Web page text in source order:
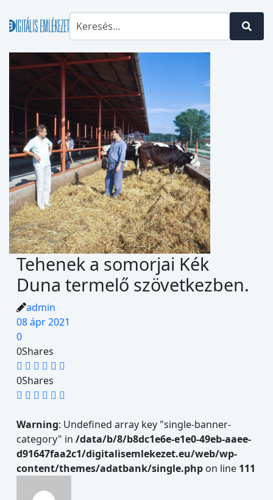
Tehenek a somorjai Kék
Duna termelő szövetkezben.
admin
08 ápr 2021
0
0Shares
0Shares
Warning: Undefined array key "single-banner-
category" in /data/b/8/b8dc1e6e-e1e0-49eb-aaee-
d91647faa2c1/digitalisemlekezet.eu/web/wp-
content/themes/adatbank/single.php on line 111